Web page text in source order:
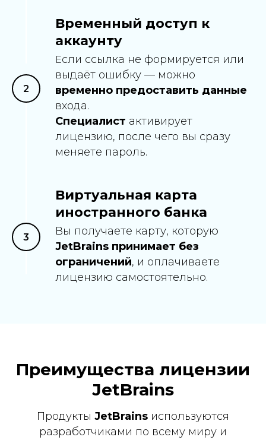
Временный доступ к
аккаунту
Если ссылка не формируется или
выдаёт ошибку — можно
временно предоставить данные
входа.
Специалист активирует
лицензию, после чего вы сразу
меняете пароль.
Виртуальная карта
иностранного банка
Вы получаете карту, которую
JetBrains принимает без
ограничений, и оплачиваете
лицензию самостоятельно.
Преимущества лицензии
JetBrains
Продукты JetBrains используются
разработчиками по всему миру и